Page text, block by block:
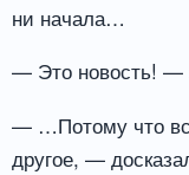
ни начала…
— Это новость! —
— …Потому что
другое, —